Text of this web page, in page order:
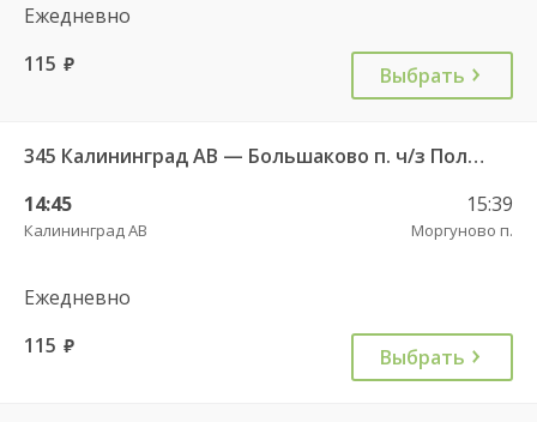
Ежедневно
115 руб. Выбрать
345 Калининград АВ — Большаково п. ч/з Полесск г.
14:45
Калининград АВ
15:39
Моргуново п.
Ежедневно
115 руб. Выбрать